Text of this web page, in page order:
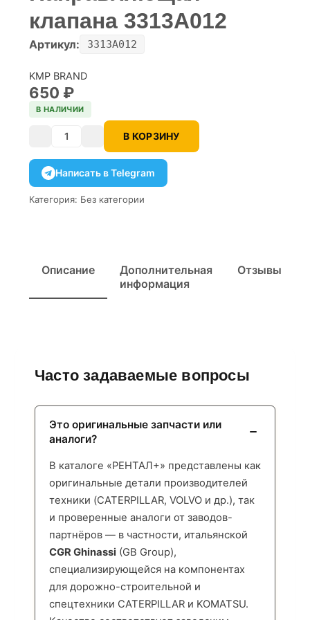
клапана 3313A012
Артикул: 3313A012
KMP BRAND
650 ₽
В НАЛИЧИИ
Количество В КОРЗИНУ
Написать в Telegram
Категория: Без категории
Описание
Дополнительная
информация
Отзывы
Часто задаваемые вопросы
Это оригинальные запчасти или
аналоги?
В каталоге «РЕНТАЛ+» представлены как
оригинальные детали производителей
техники (CATERPILLAR, VOLVO и др.), так
и проверенные аналоги от заводов-
партнёров — в частности, итальянской
CGR Ghinassi (GB Group),
специализирующейся на компонентах
для дорожно-строительной и
спецтехники CATERPILLAR и KOMATSU.